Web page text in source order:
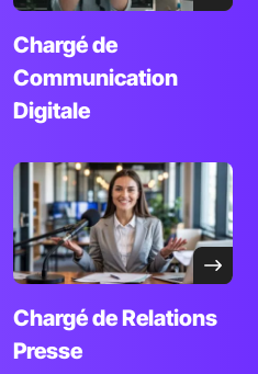
Chargé de
Communication
Digitale
Chargé deRelations
Presse